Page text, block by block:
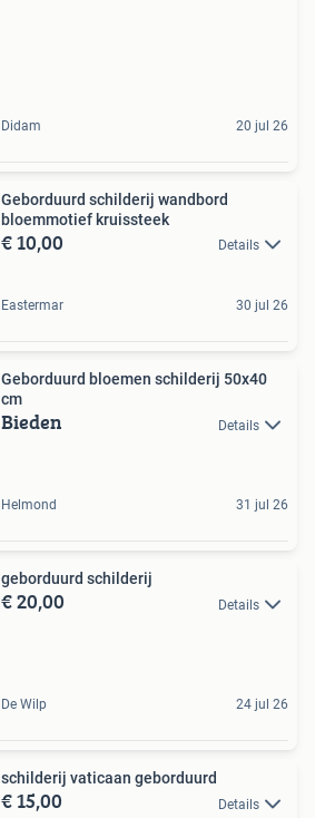
Didam 20 jul 26
Geborduurd schilderij wandbord
bloemmotief kruissteek
€ 10,00 Details
Eastermar 30 jul 26
Geborduurd bloemen schilderij 50x40
cm
Bieden Details
Helmond 31 jul 26
geborduurd schilderij
€ 20,00 Details
De Wilp 24 jul 26
schilderij vaticaan geborduurd
€ 15,00 Details